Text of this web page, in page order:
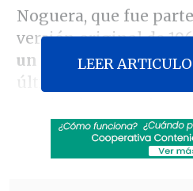
Noguera, que fue
versión original de
un montaje estrenado
última temporada se
GAM.
LEER